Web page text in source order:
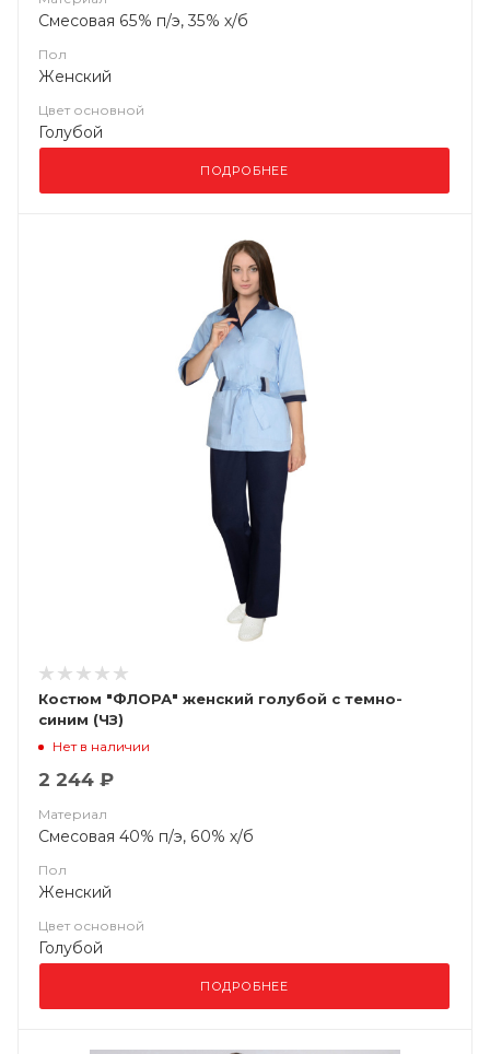
Смесовая 65% п/э, 35% х/б
Пол
Женский
Цвет основной
Голубой
ПОДРОБНЕЕ
Костюм "ФЛОРА" женский голубой с темно-
синим (ЧЗ)
Нет в наличии
2 244 ₽
Материал
Смесовая 40% п/э, 60% х/б
Пол
Женский
Цвет основной
Голубой
ПОДРОБНЕЕ